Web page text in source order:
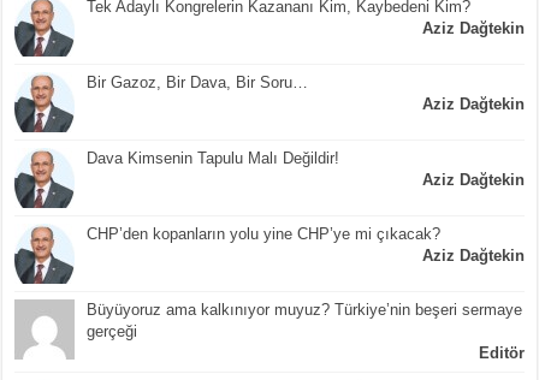
Tek Adaylı Kongrelerin Kazananı Kim, Kaybedeni Kim?
Aziz Dağtekin
Bir Gazoz, Bir Dava, Bir Soru…
Aziz Dağtekin
Dava Kimsenin Tapulu Malı Değildir!
Aziz Dağtekin
CHP’den kopanların yolu yine CHP’ye mi çıkacak?
Aziz Dağtekin
Büyüyoruz ama kalkınıyor muyuz? Türkiye’nin beşeri sermaye
gerçeği
Editör